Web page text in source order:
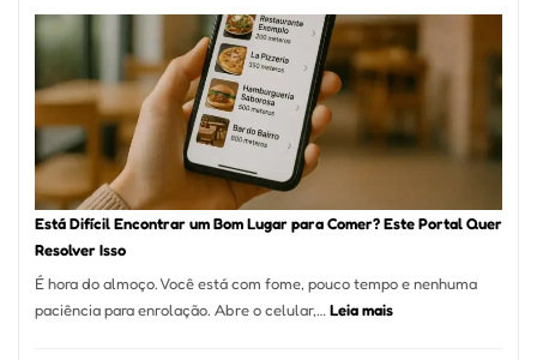
encontrar
reservar
Paulo
Está Difícil Encontrar um Bom Lugar para Comer? Este Portal Quer
Resolver Isso
É hora do almoço. Você está com fome, pouco tempo e nenhuma
paciência para enrolação. Abre o celular,… Leia mais: